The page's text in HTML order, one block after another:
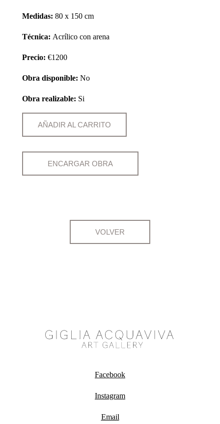
Medidas: 80 x 150 cm
Técnica: Acrílico con arena
Precio: €1200
Obra disponible: No
Obra realizable: Si
AÑADIR AL CARRITO
ENCARGAR OBRA
VOLVER
Facebook
Instagram
Email